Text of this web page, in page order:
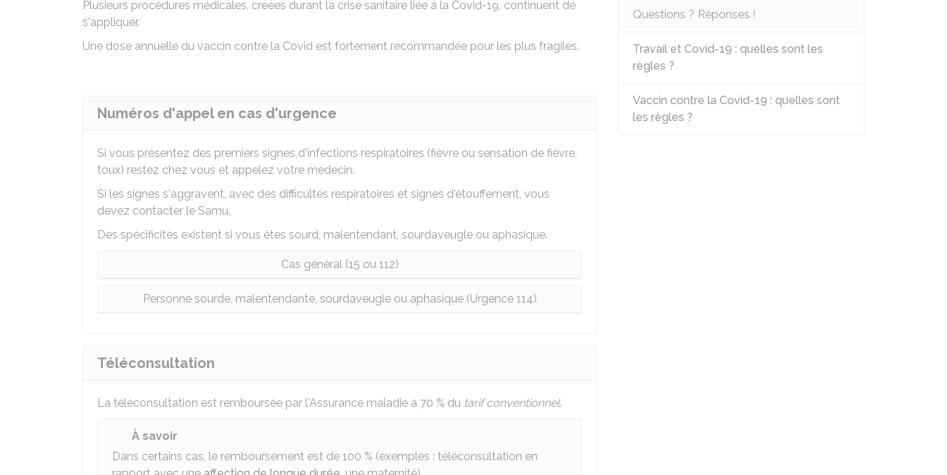
Plusieurs procédures médicales, créées durant la crise sanitaire liée à la Covid-19, continuent de
s'appliquer.
Une dose annuelle du vaccin contre la Covid est fortement recommandée pour les plus fragiles.
Numéros d'appel en cas d'urgence
Si vous présentez des premiers signes d'infections respiratoires (fièvre ou sensation de fièvre,
toux) restez chez vous et appelez votre médecin.
Si les signes s'aggravent, avec des difficultés respiratoires et signes d'étouffement, vous
devez contacter le Samu.
Des spécificités existent si vous êtes sourd, malentendant, sourdaveugle ou aphasique.
Cas général (15 ou 112)
Personne sourde, malentendante, sourdaveugle ou aphasique (Urgence 114)
Téléconsultation
La téléconsultation est remboursée par l'Assurance maladie à 70 % du tarif conventionnel.
À savoir
Dans certains cas, le remboursement est de 100 % (exemples : téléconsultation en
Questions ? Réponses !
Travail et Covid-19 : quelles sont les
règles ?
Vaccin contre la Covid-19 : quelles sont
les règles ?